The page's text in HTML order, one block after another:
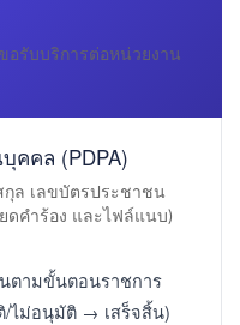
อรับบริการต่อหน่วยงาน
คคล (PDPA)
ล เลขบัตรประชาชน
ดคำร้อง และไฟล์แนบ)
ตามขั้นตอนราชการ
ไม่อนุมัติ → เสร็จสิ้น)